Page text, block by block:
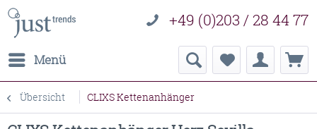
+49 (0)203 / 28 44 77
Menü
Übersicht CLIXS Kettenanhänger